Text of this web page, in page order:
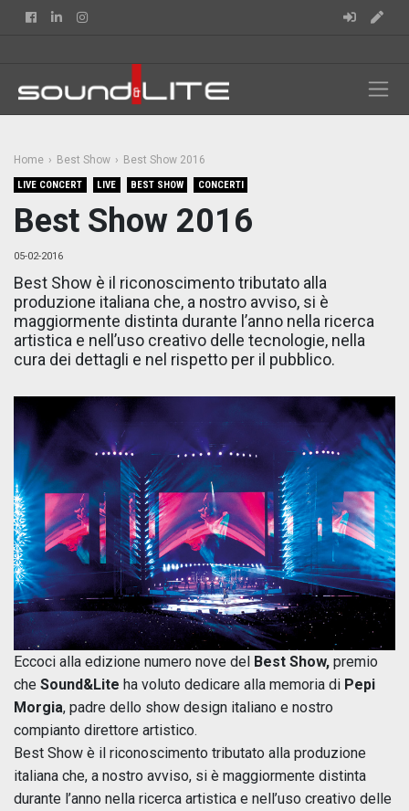
FacebookLinkedin
Home Best Show Best Show 2016
LIVE CONCERT LIVE BEST SHOW CONCERTI
Best Show 2016
05-02-2016
Best Show è il riconoscimento tributato alla
produzione italiana che, a nostro avviso, si è
maggiormente distinta durante l’anno nella ricerca
artistica e nell’uso creativo delle tecnologie, nella
cura dei dettagli e nel rispetto per il pubblico.
Eccoci alla edizione numero nove del Best Show, premio
che Sound&Lite ha voluto dedicare alla memoria di Pepi
Morgia, padre dello show design italiano e nostro
compianto direttore artistico.
Best Show è il riconoscimento tributato alla produzione
italiana che, a nostro avviso, si è maggiormente distinta
durante l’anno nella ricerca artistica e nell’uso creativo delle